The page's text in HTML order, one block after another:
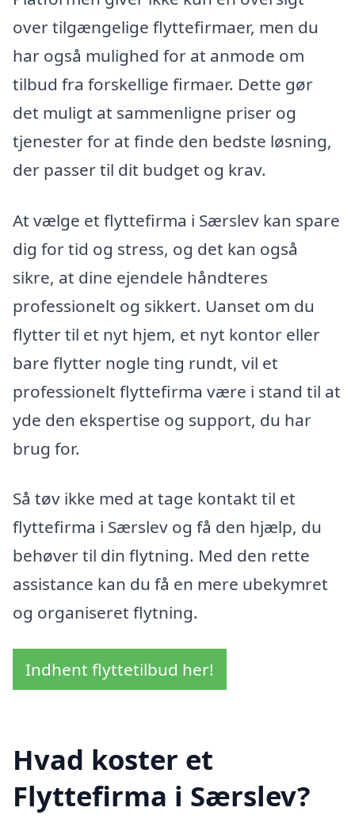
over tilgængelige flyttefirmaer, men du
har også mulighed for at anmode om
tilbud fra forskellige firmaer. Dette gør
det muligt at sammenligne priser og
tjenester for at finde den bedste løsning,
der passer til dit budget og krav.
At vælge et flyttefirma i Særslev kan spare
dig for tid og stress, og det kan også
sikre, at dine ejendele håndteres
professionelt og sikkert. Uanset om du
flytter til et nyt hjem, et nyt kontor eller
bare flytter nogle ting rundt, vil et
professionelt flyttefirma være i stand til at
yde den ekspertise og support, du har
brug for.
Så tøv ikke med at tage kontakt til et
flyttefirma i Særslev og få den hjælp, du
behøver til din flytning. Med den rette
assistance kan du få en mere ubekymret
og organiseret flytning.
Indhent flyttetilbud her!
Hvad koster et
Flyttefirma i Særslev?